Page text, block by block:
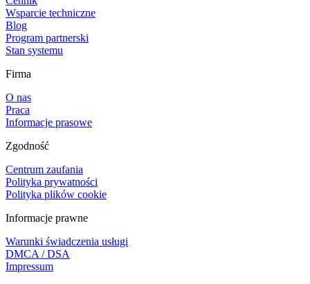
Wsparcie techniczne
Blog
Program partnerski
Stan systemu
Firma
O nas
Praca
Informacje prasowe
Zgodność
Centrum zaufania
Polityka prywatności
Polityka plików cookie
Informacje prawne
Warunki świadczenia usługi
DMCA / DSA
Impressum